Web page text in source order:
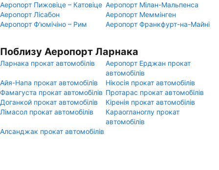
Аеропорт Пижовіце – Катовіце Аеропорт Мілан-Мальпенса
Аеропорт Лісабон
Аеропорт Меммінген
Аеропорт Ф'юмічіно – Рим
Аеропорт Франкфурт-на-Майні
Поблизу Аеропорт Ларнака
Ларнака прокат автомобілів
Аеропорт Ерджан прокат
автомобілів
Айя-Напа прокат автомобілів
Нікосія прокат автомобілів
Фамагуста прокат автомобілів Протарас прокат автомобілів
Доганкой прокат автомобілів
Кіренія прокат автомобілів
Лімасол прокат автомобілів
Караогланоглу прокат
автомобілів
Алсанджак прокат автомобілів